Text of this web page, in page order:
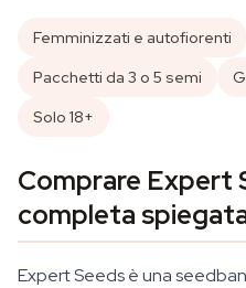
Femminizzati e autofiorenti
Pacchetti da 3 o 5 semi
Solo 18+
Comprare Expert
completa
Expert Seeds è una